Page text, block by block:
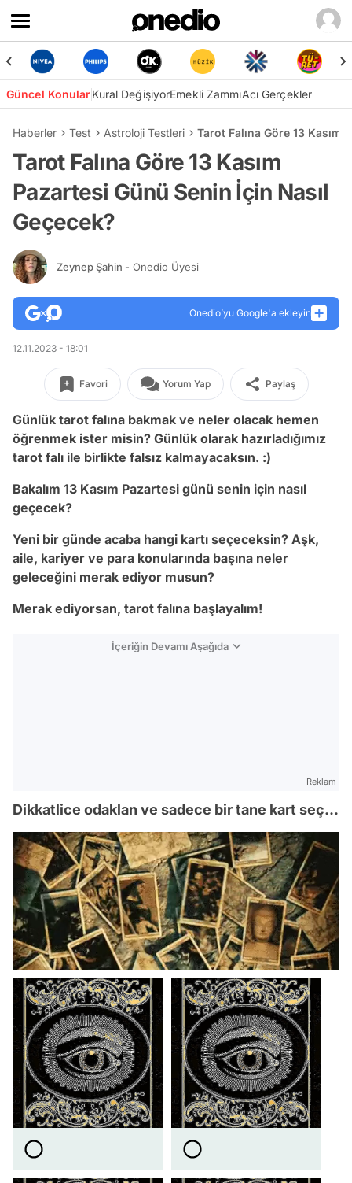
Güncel KonularKural DeğişiyorEmekli ZammıAcı Gerçekler
Haberler Test Astroloji Testleri Tarot Falına Göre 13 Kasım
Tarot Falına Göre 13 Kasım
Pazartesi Günü Senin İçin Nasıl
Geçecek?
Zeynep Şahin - Onedio Üyesi
Onedio’yu Google'a ekleyin
12.11.2023 - 18:01
Favori Yorum Yap Paylaş
Günlük tarot falına bakmak ve neler olacak hemen
öğrenmek ister misin? Günlük olarak hazırladığımız
tarot falı ile birlikte falsız kalmayacaksın. :)
Bakalım 13 Kasım Pazartesi günü senin için nasıl
geçecek?
Yeni bir günde acaba hangi kartı seçeceksin? Aşk,
aile, kariyer ve para konularında başına neler
geleceğini merak ediyor musun?
Merak ediyorsan, tarot falına başlayalım!
İçeriğin Devamı Aşağıda
Reklam
Dikkatlice odaklan ve sadece bir tane kart seç...